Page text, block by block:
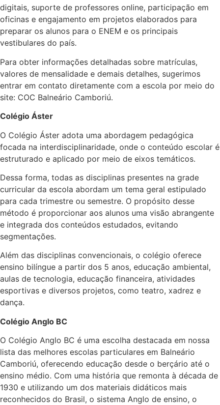
digitais, suporte de professores online, participação em
oficinas e engajamento em projetos elaborados para
preparar os alunos para o ENEM e os principais
vestibulares do país.
Para obter informações detalhadas sobre matrículas,
valores de mensalidade e demais detalhes, sugerimos
entrar em contato diretamente com a escola por meio do
site: COC Balneário Camboriú.
Colégio Áster
O Colégio Áster adota uma abordagem pedagógica
focada na interdisciplinaridade, onde o conteúdo escolar é
estruturado e aplicado por meio de eixos temáticos.
Dessa forma, todas as disciplinas presentes na grade
curricular da escola abordam um tema geral estipulado
para cada trimestre ou semestre. O propósito desse
método é proporcionar aos alunos uma visão abrangente
e integrada dos conteúdos estudados, evitando
segmentações.
Além das disciplinas convencionais, o colégio oferece
ensino bilíngue a partir dos 5 anos, educação ambiental,
aulas de tecnologia, educação financeira, atividades
esportivas e diversos projetos, como teatro, xadrez e
dança.
Colégio Anglo BC
O Colégio Anglo BC é uma escolha destacada em nossa
lista das melhores escolas particulares em Balneário
Camboriú, oferecendo educação desde o berçário até o
ensino médio. Com uma história que remonta à década de
1930 e utilizando um dos materiais didáticos mais
reconhecidos do Brasil, o sistema Anglo de ensino, o